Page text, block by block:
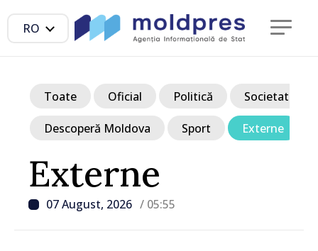
RO
Externe
07 August, 2026 / 05:55
Toate Oficial Politică Societate
Descoperă Moldova Sport Externe